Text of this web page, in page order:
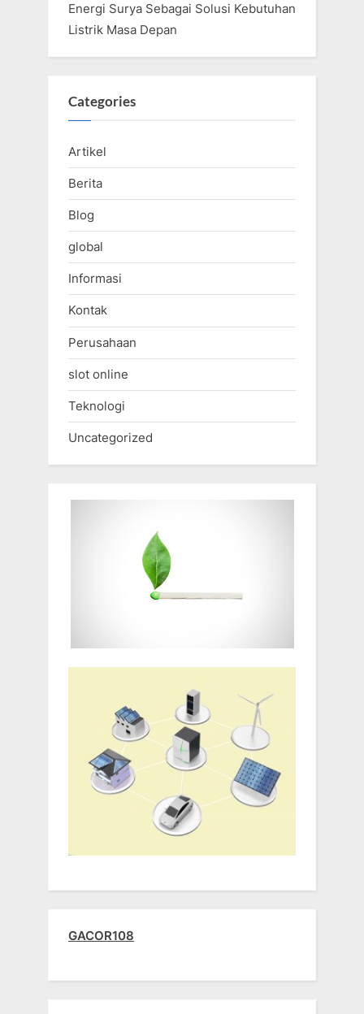
Energi Surya Sebagai Solusi Kebutuhan
Listrik Masa Depan
Categories
Artikel
Berita
Blog
global
Informasi
Kontak
Perusahaan
slot online
Teknologi
Uncategorized
GACOR108